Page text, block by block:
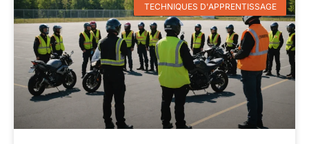
TECHNIQUES D'APPRENTISSAGE